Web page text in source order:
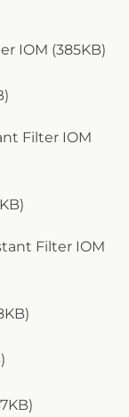
IOM (385KB)
Filter IOM
Filter IOM